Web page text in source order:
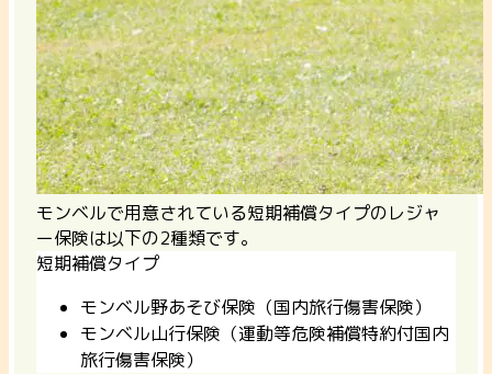
モンベルで用意されている短期補償タイプのレジャ
ー保険は以下の2種類です。
短期補償タイプ
モンベル野あそび保険（国内旅行傷害保険）
モンベル山行保険（運動等危険補償特約付国内
旅行傷害保険）